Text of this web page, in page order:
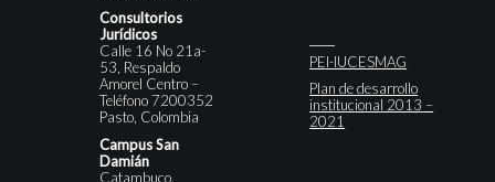
Consultorios
Jurídicos
Calle 16 No 21a-
53, Respaldo
Amorel Centro –
Teléfono 7200352
Pasto, Colombia
Campus San
Damián
Catambuco,
PEI-IUCESMAG
Plan de desarrollo
institucional 2013 –
2021